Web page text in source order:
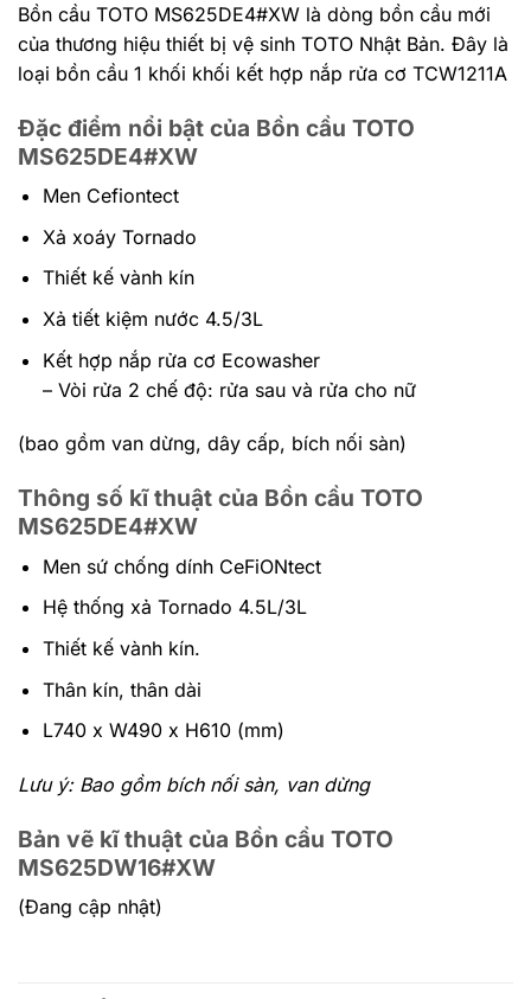
Bồn cầu TOTO MS625DE4#XW là dòng bồn cầu mới
của thương hiệu thiết bị vệ sinh TOTO Nhật Bản. Đây là
loại bồn cầu 1 khối khối kết hợp nắp rửa cơ TCW1211A
Đặc điểm nổi bật của Bồn cầu TOTO
MS625DE4#XW
Men Cefiontect
Xả xoáy Tornado
Thiết kế vành kín
Xả tiết kiệm nước 4.5/3L
Kết hợp nắp rửa cơ Ecowasher
– Vòi rửa 2 chế độ: rửa sau và rửa cho nữ
(bao gồm van dừng, dây cấp, bích nối sàn)
Thông số kĩ thuật của Bồn cầu TOTO
MS625DE4#XW
Men sứ chống dính CeFiONtect
Hệ thống xả Tornado 4.5L/3L
Thiết kế vành kín.
Thân kín, thân dài
L740 x W490 x H610 (mm)
Lưu ý: Bao gồm bích nối sàn, van dừng
Bản vẽ kĩ thuật của Bồn cầu TOTO
MS625DW16#XW
(Đang cập nhật)